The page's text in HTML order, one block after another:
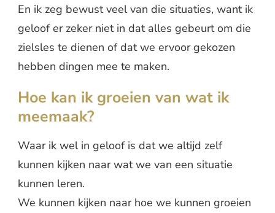
En ik zeg bewust veel van die situaties, want ik
geloof er zeker niet in dat alles gebeurt om die
zielsles te dienen of dat we ervoor gekozen
hebben dingen mee te maken.
Hoe kan ik groeien van wat ik
meemaak?
Waar ik wel in geloof is dat we altijd zelf
kunnen kijken naar wat we van een situatie
kunnen leren.
We kunnen kijken naar hoe we kunnen groeien